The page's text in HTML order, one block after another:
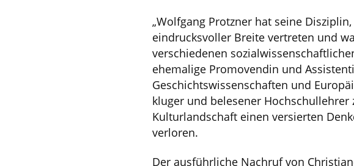
„Wolfgang Protzner hat seine
eindrucksvoller Breite vertreten und
verschiedenen
ehemalige Promovendin und
Geschichtswissenschaften und
kluger und belesener
Kulturlandschaft einen versierten
verloren.
Der ausführliche Nachruf von